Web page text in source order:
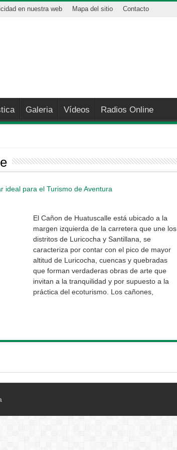
en nuestra web Mapa del sitio Contacto
Galeria Vídeos Radios Online
ideal para el Turismo de Aventura
El Cañon de Huatuscalle está ubicado a la
margen izquierda de la carretera que une los
distritos de Luricocha y Santillana, se
caracteriza por contar con el pico de mayor
altitud de Luricocha, cuencas y quebradas
que forman verdaderas obras de arte que
invitan a la tranquilidad y por supuesto a la
práctica del ecoturismo. Los cañones,